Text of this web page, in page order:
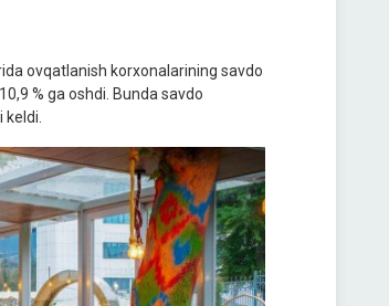
ovqatlanish korxonalarining savdo
% ga oshdi. Bunda savdo